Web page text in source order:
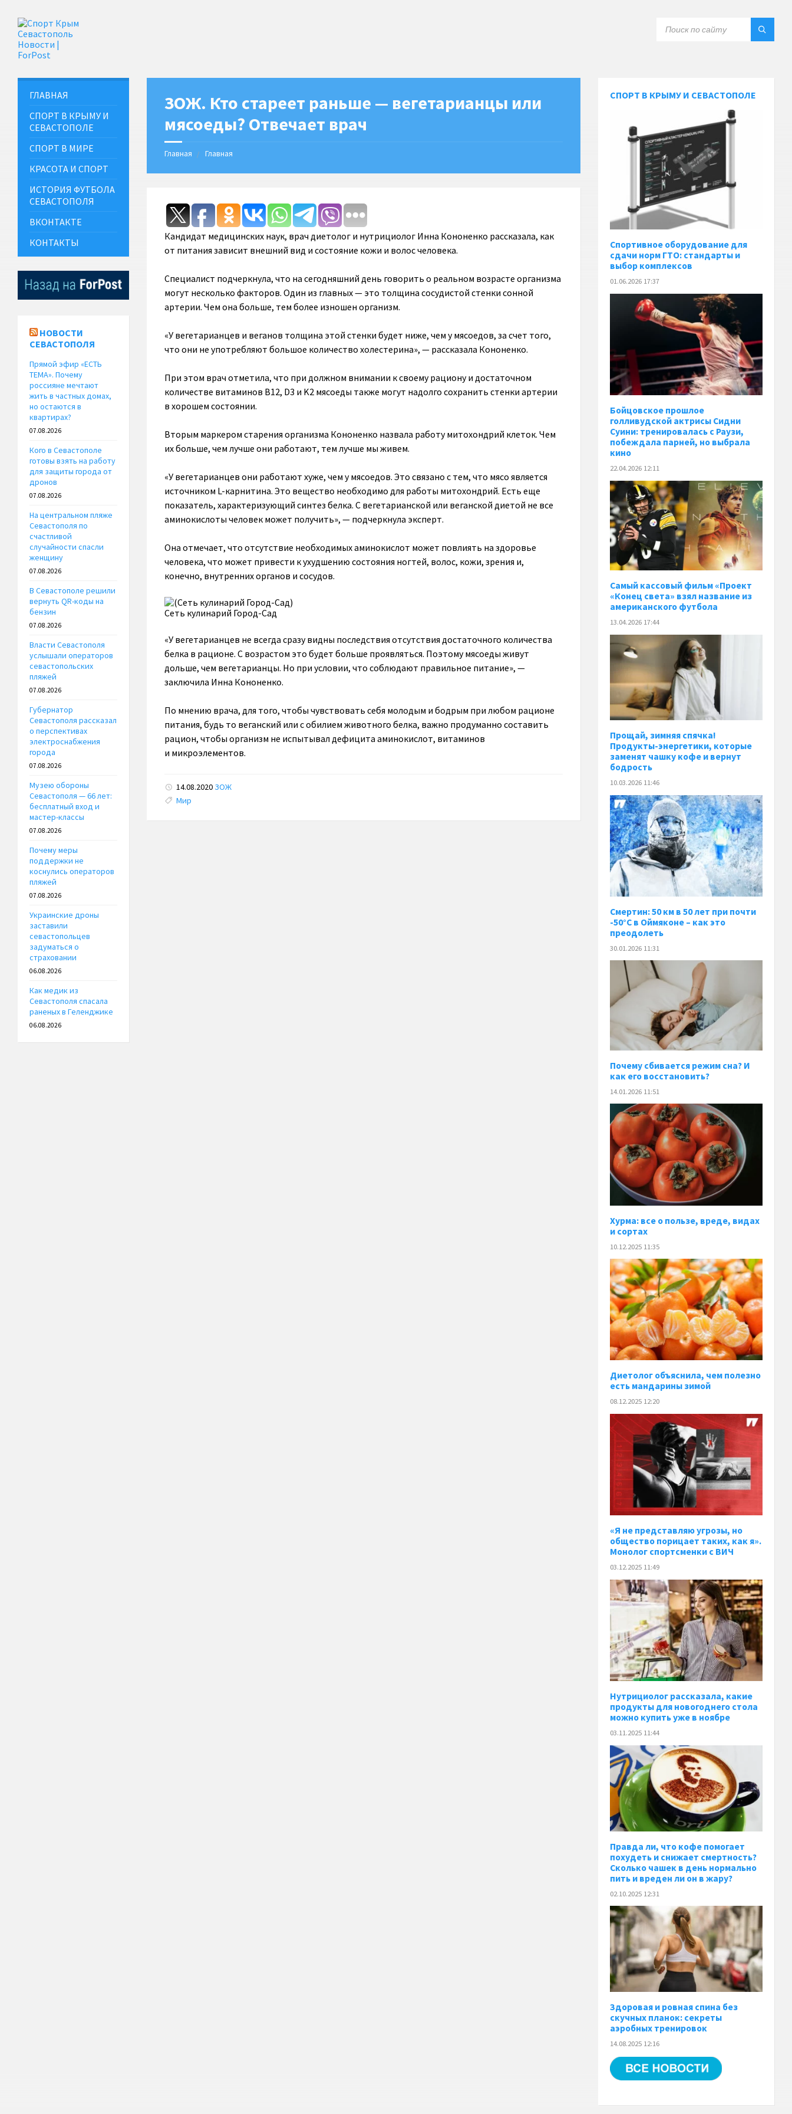
ЗОЖ. Кто стареет раньше — вегетарианцы или
мясоеды? Отвечает врач
Главная Главная
Кандидат медицинских наук, врач диетолог и нутрициолог Инна Кононенко рассказала, как
от питания зависит внешний вид и состояние кожи и волос человека.
Специалист подчеркнула, что на сегодняшний день говорить о реальном возрасте организма
могут несколько факторов. Один из главных — это толщина сосудистой стенки сонной
артерии. Чем она больше, тем более изношен организм.
«У вегетарианцев и веганов толщина этой стенки будет ниже, чем у мясоедов, за счет того,
что они не употребляют большое количество холестерина», — рассказала Кононенко.
При этом врач отметила, что при должном внимании к своему рациону и достаточном
количестве витаминов B12, D3 и K2 мясоеды также могут надолго сохранить стенки артерии
в хорошем состоянии.
Вторым маркером старения организма Кононенко назвала работу митохондрий клеток. Чем
их больше, чем лучше они работают, тем лучше мы живем.
«У вегетарианцев они работают хуже, чем у мясоедов. Это связано с тем, что мясо является
источником L-карнитина. Это вещество необходимо для работы митохондрий. Есть еще
показатель, характеризующий синтез белка. С вегетарианской или веганской диетой не все
аминокислоты человек может получить», — подчеркнула эксперт.
Она отмечает, что отсутствие необходимых аминокислот может повлиять на здоровье
человека, что может привести к ухудшению состояния ногтей, волос, кожи, зрения и,
конечно, внутренних органов и сосудов.
Сеть кулинарий Город-Сад
«У вегетарианцев не всегда сразу видны последствия отсутствия достаточного количества
белка в рационе. С возрастом это будет больше проявляться. Поэтому мясоеды живут
дольше, чем вегетарианцы. Но при условии, что соблюдают правильное питание», —
заключила Инна Кононенко.
По мнению врача, для того, чтобы чувствовать себя молодым и бодрым при любом рационе
питания, будь то веганский или с обилием животного белка, важно продуманно составить
рацион, чтобы организм не испытывал дефицита аминокислот, витаминов
и микроэлементов.
14.08.2020 ЗОЖ
Tags:
Мир
ГЛАВНАЯ
СПОРТ В КРЫМУ И
СЕВАСТОПОЛЕ
СПОРТ В МИРЕ
КРАСОТА И СПОРТ
ИСТОРИЯ ФУТБОЛА
СЕВАСТОПОЛЯ
ВКОНТАКТЕ
КОНТАКТЫ
НОВОСТИ
СЕВАСТОПОЛЯ
Прямой эфир «ЕСТЬ
ТЕМА». Почему
россияне мечтают
жить в частных домах,
но остаются в
квартирах?
07.08.2026
Кого в Севастополе
готовы взять на работу
для защиты города от
дронов
07.08.2026
На центральном пляже
Севастополя по
счастливой
случайности спасли
женщину
07.08.2026
В Севастополе решили
вернуть QR-коды на
бензин
07.08.2026
Власти Севастополя
услышали операторов
севастопольских
пляжей
07.08.2026
Губернатор
Севастополя рассказал
о перспективах
электроснабжения
города
07.08.2026
Музею обороны
Севастополя — 66 лет:
бесплатный вход и
мастер-классы
07.08.2026
Почему меры
поддержки не
коснулись операторов
пляжей
07.08.2026
Украинские дроны
заставили
севастопольцев
задуматься о
страховании
06.08.2026
Как медик из
Севастополя спасала
раненых в Геленджике
06.08.2026
СПОРТ В КРЫМУ И СЕВАСТОПОЛЕ
Спортивное оборудование для
сдачи норм ГТО: стандарты и
выбор комплексов
01.06.2026 17:37
Бойцовское прошлое
голливудской актрисы Сидни
Суини: тренировалась с Раузи,
побеждала парней, но выбрала
кино
22.04.2026 12:11
Самый кассовый фильм «Проект
«Конец света» взял название из
американского футбола
13.04.2026 17:44
Прощай, зимняя спячка!
Продукты-энергетики, которые
заменят чашку кофе и вернут
бодрость
10.03.2026 11:46
Смертин: 50 км в 50 лет при почти
-50°C в Оймяконе – как это
преодолеть
30.01.2026 11:31
Почему сбивается режим сна? И
как его восстановить?
14.01.2026 11:51
Хурма: все о пользе, вреде, видах
и сортах
10.12.2025 11:35
Диетолог объяснила, чем полезно
есть мандарины зимой
08.12.2025 12:20
«Я не представляю угрозы, но
общество порицает таких, как я».
Монолог спортсменки с ВИЧ
03.12.2025 11:49
Нутрициолог рассказала, какие
продукты для новогоднего стола
можно купить уже в ноябре
03.11.2025 11:44
Правда ли, что кофе помогает
похудеть и снижает смертность?
Сколько чашек в день нормально
пить и вреден ли он в жару?
02.10.2025 12:31
Здоровая и ровная спина без
скучных планок: секреты
аэробных тренировок
14.08.2025 12:16